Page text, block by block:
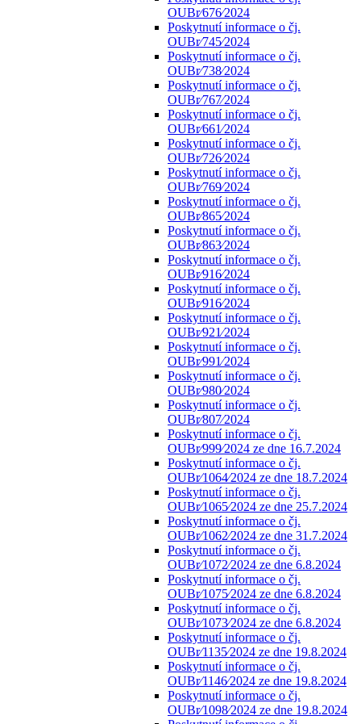
OUBr⁄676⁄2024
Poskytnutí informace o čj.
OUBr⁄745⁄2024
Poskytnutí informace o čj.
OUBr⁄738⁄2024
Poskytnutí informace o čj.
OUBr⁄767⁄2024
Poskytnutí informace o čj.
OUBr⁄661⁄2024
Poskytnutí informace o čj.
OUBr⁄726⁄2024
Poskytnutí informace o čj.
OUBr⁄769⁄2024
Poskytnutí informace o čj.
OUBr⁄865⁄2024
Poskytnutí informace o čj.
OUBr⁄863⁄2024
Poskytnutí informace o čj.
OUBr⁄916⁄2024
Poskytnutí informace o čj.
OUBr⁄916⁄2024
Poskytnutí informace o čj.
OUBr⁄921⁄2024
Poskytnutí informace o čj.
OUBr⁄991⁄2024
Poskytnutí informace o čj.
OUBr⁄980⁄2024
Poskytnutí informace o čj.
OUBr⁄807⁄2024
Poskytnutí informace o čj.
OUBr⁄999⁄2024 ze dne 16.7.2024
Poskytnutí informace o čj.
OUBr⁄1064⁄2024 ze dne 18.7.2024
Poskytnutí informace o čj.
OUBr⁄1065⁄2024 ze dne 25.7.2024
Poskytnutí informace o čj.
OUBr⁄1062⁄2024 ze dne 31.7.2024
Poskytnutí informace o čj.
OUBr⁄1072⁄2024 ze dne 6.8.2024
Poskytnutí informace o čj.
OUBr⁄1075⁄2024 ze dne 6.8.2024
Poskytnutí informace o čj.
OUBr⁄1073⁄2024 ze dne 6.8.2024
Poskytnutí informace o čj.
OUBr⁄1135⁄2024 ze dne 19.8.2024
Poskytnutí informace o čj.
OUBr⁄1146⁄2024 ze dne 19.8.2024
Poskytnutí informace o čj.
OUBr⁄1098⁄2024 ze dne 19.8.2024